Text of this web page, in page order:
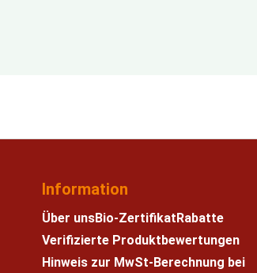
Information
Über unsBio-Zertifikat Rabatte
Verifizierte Produktbewertungen
Hinweis zur MwSt-Berechnung bei